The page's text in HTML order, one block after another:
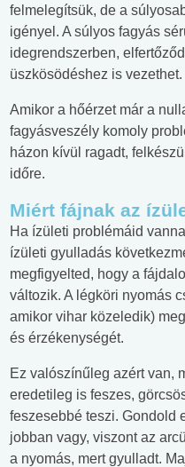
felmelegítsük, de a
igényel. A súlyos fagyás
idegrendszerben,
üszkösödéshez is vezethet.
Amikor a hőérzet már a
fagyásveszély komoly
házon kívül ragadt,
időre.
Miért fájnak az
Ha ízületi problémáid
ízületi gyulladás
megfigyelted, hogy a
változik. A légköri nyomás
amikor vihar közeledik)
és érzékenységét.
Ez valószínűleg azért van,
eredetileg is feszes,
feszesebbé teszi. Gondold
jobban vagy, viszont az
a nyomás, mert gyulladt.